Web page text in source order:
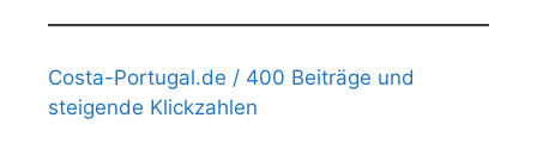
Costa-Portugal.de / 400 Beiträge und
steigende Klickzahlen